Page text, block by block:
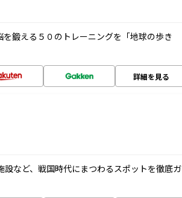
鍛える５０のトレーニングを「地球の歩き
詳細を見る
など、戦国時代にまつわるスポットを徹底ガ